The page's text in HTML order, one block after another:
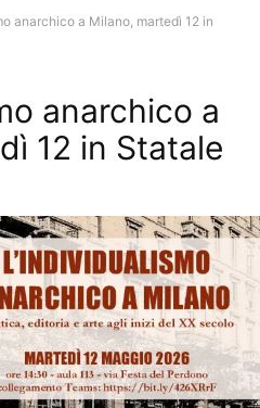
anarchico a Milano, martedì 12 in
anarchico a
12 in Statale